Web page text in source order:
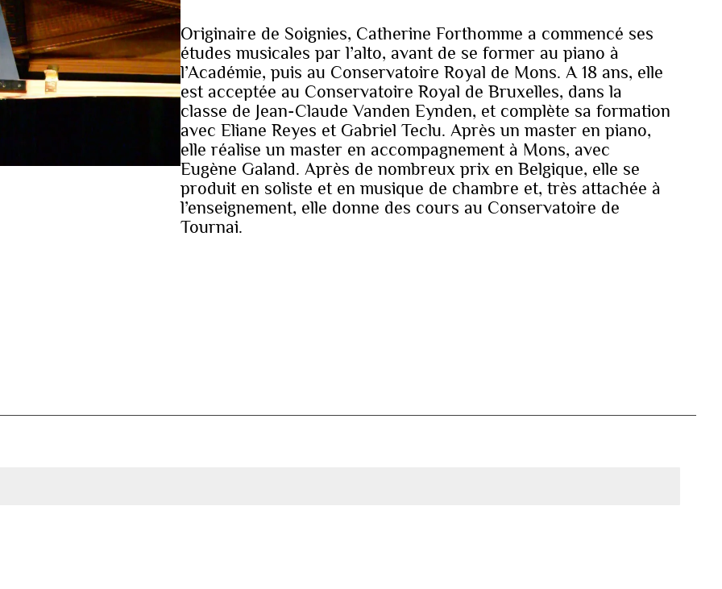
Originaire de Soignies, Catherine Forthomme a commencé ses
études musicales par l’alto, avant de se former au piano à
l’Académie, puis au Conservatoire Royal de Mons. A 18 ans, elle
est acceptée au Conservatoire Royal de Bruxelles, dans la
classe de Jean-Claude Vanden Eynden, et complète sa formation
avec Eliane Reyes et Gabriel Teclu. Après un master en piano,
elle réalise un master en accompagnement à Mons, avec
Eugène Galand. Après de nombreux prix en Belgique, elle se
produit en soliste et en musique de chambre et, très attachée à
l’enseignement, elle donne des cours au Conservatoire de
Tournai.